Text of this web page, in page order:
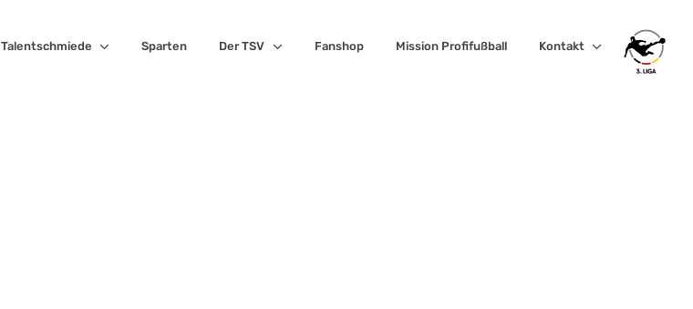
Talentschmiede Sparten Der TSV Fanshop Mission Profifußball Kontakt